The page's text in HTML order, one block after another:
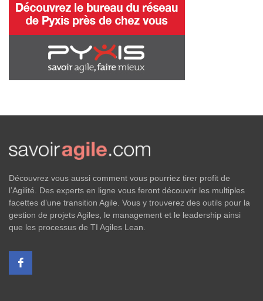
Découvrez vous aussi comment vous pourriez tirer profit de
l’Agilité. Des experts en ligne vous feront découvrir les multiples
facettes d’une transition Agile. Vous y trouverez des outils pour la
gestion de projets Agiles, le management et le leadership ainsi
que les processus de TI Agiles Lean.